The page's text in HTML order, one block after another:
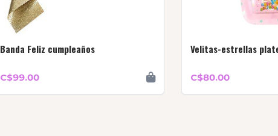
Banda Feliz cumpleaños
C$99.00
Velitas-estrellas
C$80.00